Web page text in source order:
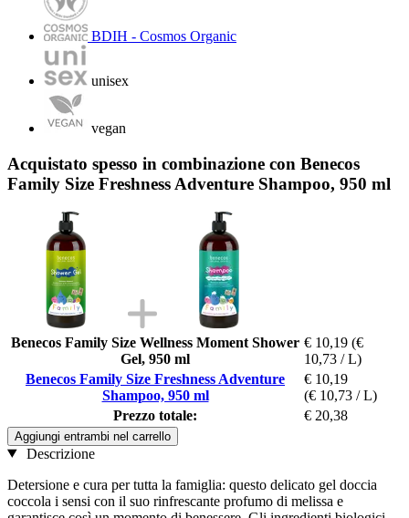
BDIH - Cosmos Organic
unisex
vegan
Acquistato spesso in combinazione con Benecos
Family Size Freshness Adventure Shampoo, 950 ml
Benecos Family Size Wellness Moment Shower
Gel, 950 ml
€ 10,19 (€
10,73 / L)
Benecos Family Size Freshness Adventure
Shampoo, 950 ml
€ 10,19
(€ 10,73 / L)
Prezzo totale:
€ 20,38
Aggiungi entrambi nel carrello
Descrizione
Detersione e cura per tutta la famiglia: questo delicato gel doccia
coccola i sensi con il suo rinfrescante profumo di melissa e